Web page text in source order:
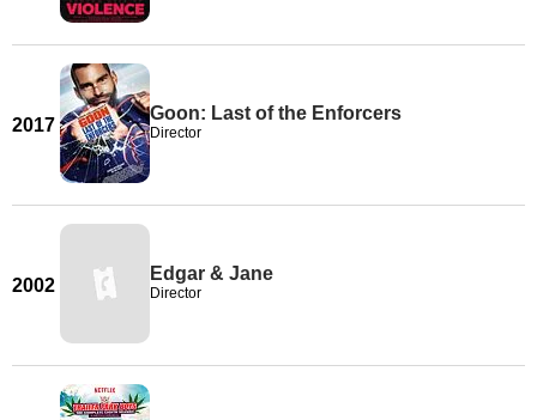
2017
Goon: Last of the Enforcers
Director
2002
Edgar & Jane
Director